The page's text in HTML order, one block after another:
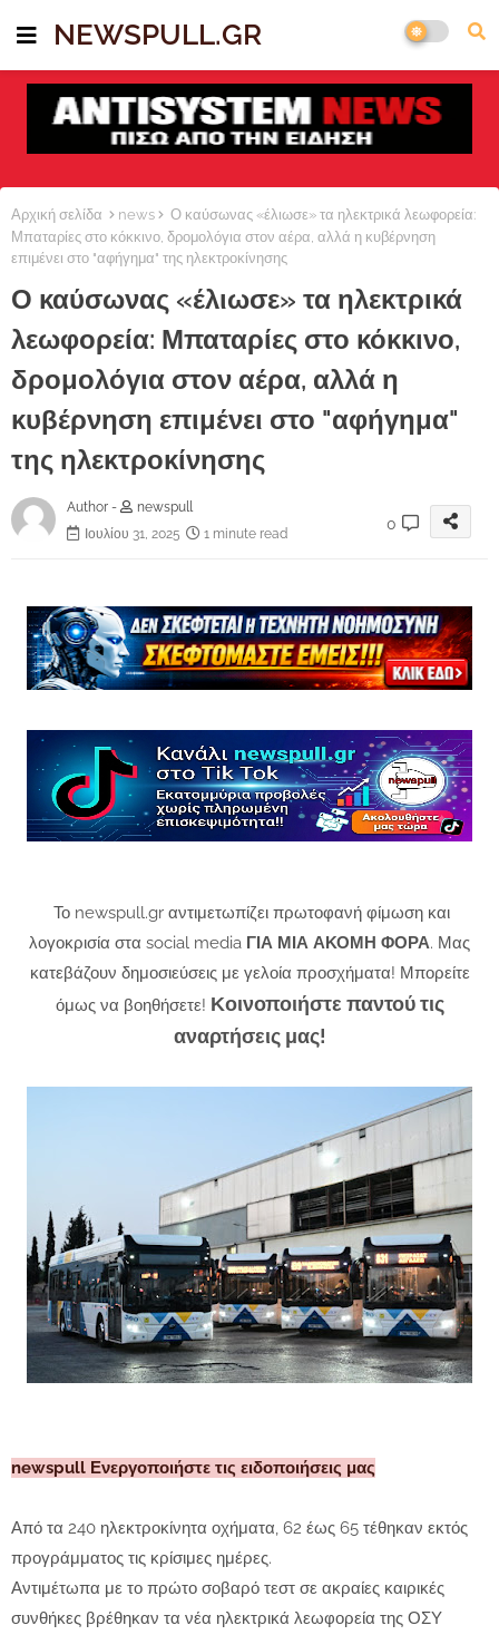
NEWSPULL.GR
Αρχική σελίδα news
Ο καύσωνας «έλιωσε» τα ηλεκτρικά λεωφορεία:
Μπαταρίες στο κόκκινο, δρομολόγια στον αέρα, αλλά η κυβέρνηση
επιμένει στο "αφήγημα" της ηλεκτροκίνησης
Ο καύσωνας «έλιωσε» τα ηλεκτρικά
λεωφορεία: Μπαταρίες στο κόκκινο,
δρομολόγια στον αέρα, αλλά η
κυβέρνηση επιμένει στο "αφήγημα"
της ηλεκτροκίνησης
Author -
newspull
Ιουλίου 31, 2025
1 minute read
0
Το newspull.gr αντιμετωπίζει πρωτοφανή φίμωση και
λογοκρισία στα social media ΓΙΑ ΜΙΑ ΑΚΟΜΗ ΦΟΡΑ. Μας
κατεβάζουν δημοσιεύσεις με γελοία προσχήματα! Μπορείτε
όμως να βοηθήσετε! Κοινοποιήστε παντού τις
αναρτήσεις μας!
newspull Ενεργοποιήστε τις ειδοποιήσεις μας
Από τα 240 ηλεκτροκίνητα οχήματα, 62 έως 65 τέθηκαν εκτός
προγράμματος τις κρίσιμες ημέρες.
Αντιμέτωπα με το πρώτο σοβαρό τεστ σε ακραίες καιρικές
συνθήκες βρέθηκαν τα νέα ηλεκτρικά λεωφορεία της ΟΣΥ